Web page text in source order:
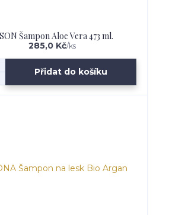
Šampon Aloe Vera 473 ml.
285,0 Kč/ks
Přidat do košíku